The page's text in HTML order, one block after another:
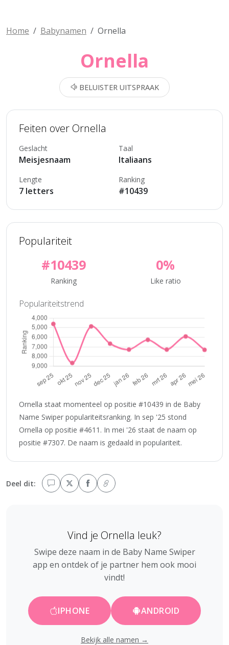
Home Babynamen Ornella
Ornella
BELUISTER UITSPRAAK
Feiten over Ornella
Geslacht
Meisjesnaam
Taal
Italiaans
Lengte
7 letters
Ranking
#10439
Populariteit
#10439
Ranking
0%
Like ratio
Populariteitstrend
Ornella staat momenteel op positie #10439 in de Baby
Name Swiper populariteitsranking. In sep '25 stond
Ornella op positie #4611. In mei '26 staat de naam op
positie #7307. De naam is gedaald in populariteit.
Deel dit:
Vind je Ornella leuk?
Swipe deze naam in de Baby Name Swiper
app en ontdek of je partner hem ook mooi
vindt!
IPHONE ANDROID
Bekijk alle namen →